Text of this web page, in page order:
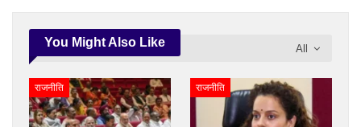
All
You Might Also Like
राजनीति राजनीति